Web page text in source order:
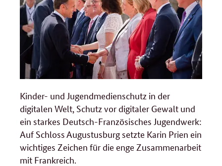
Kinder- und Jugendmedienschutz in der
digitalen Welt, Schutz vor digitaler Gewalt und
ein starkes Deutsch-Französisches Jugendwerk:
Auf Schloss Augustusburg setzte Karin Prien ein
wichtiges Zeichen für die enge Zusammenarbeit
mit Frankreich.